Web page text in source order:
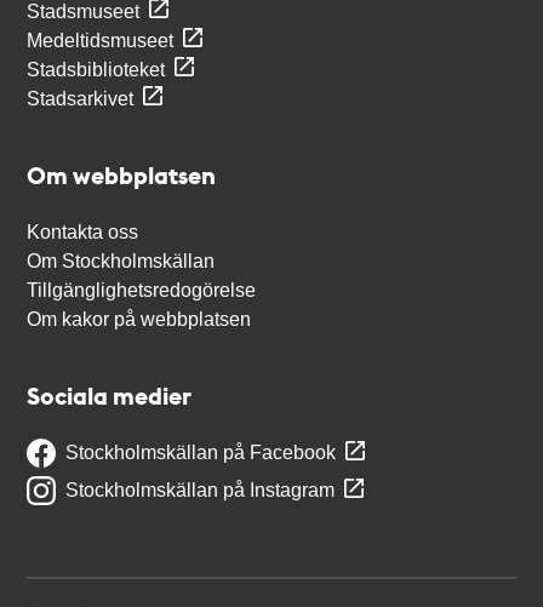
Stadsmuseet
Medeltidsmuseet
Stadsbiblioteket
Stadsarkivet
Om webbplatsen
Kontakta oss
Om Stockholmskällan
Tillgänglighetsredogörelse
Om kakor på webbplatsen
Sociala medier
Stockholmskällan på Facebook
Stockholmskällan på Instagram